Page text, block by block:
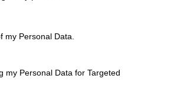
my Personal Data.
my Personal Data for Targeted
Ελλάδα στο Μαρόκο: